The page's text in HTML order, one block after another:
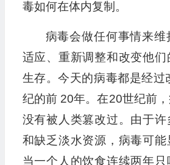
毒如何在体内复制。
病毒会做任何事情来维
适应、重新调整和改变他
生存。今天的病毒都是经过
纪的前 20年。在20世纪前，
没有被人类篡改过。由于
和缺乏淡水资源，病毒可能
当一个人的饮食连续两年